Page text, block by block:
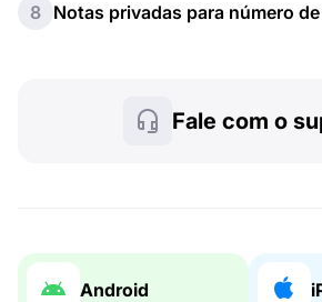
8 Notas privadas para número
Fale com o
Android